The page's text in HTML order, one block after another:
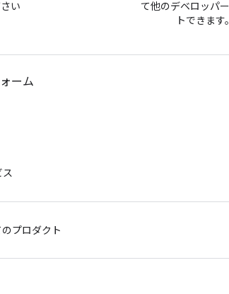
い
て他のデベロッパ
トできます。
ーム
ス
のプロダクト